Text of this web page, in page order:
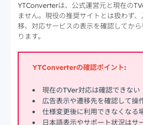
YTConverterは、公式運営元と現在の
ません。現役の推奨サイトとは扱わず
移、対応サービスの表示を確認してか
ります。
YTConverterの確認ポイント:
現在のTVer対応は確認できない
広告表示や遷移先を確認して操
仕様変更後に利用できなくなる
日本語表示やサポート状況はサ